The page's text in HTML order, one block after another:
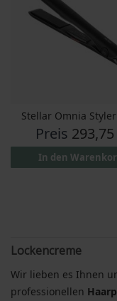
Stellar Omnia
Preis
In den
Lockencreme
Wir lieben es Ihnen
professionellen